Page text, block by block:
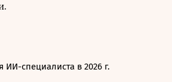
специалиста в 2026 г.